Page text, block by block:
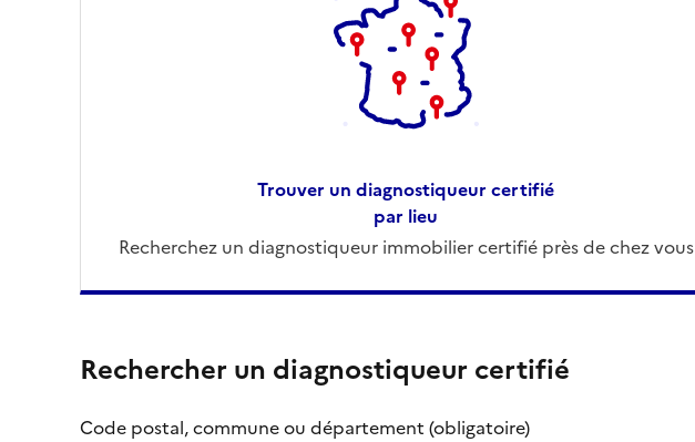
Trouver un diagnostiqueur certifié
par lieu
Recherchez un diagnostiqueur immobilier certifié près de chez vous
Rechercher un diagnostiqueur certifié
Code postal, commune ou département (obligatoire)